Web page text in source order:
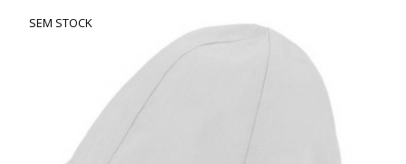
SEM STOCK